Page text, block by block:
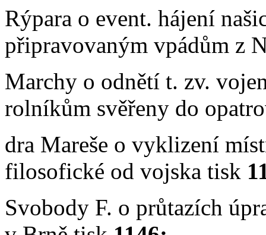
Rýpara o event. hájení
připravovaným vpádům z
Marchy o odnětí t. zv.
rolníkům svěřeny do
dra Mareše o vyklizení
filosofické od vojska tisk
Svobody F. o průtazích